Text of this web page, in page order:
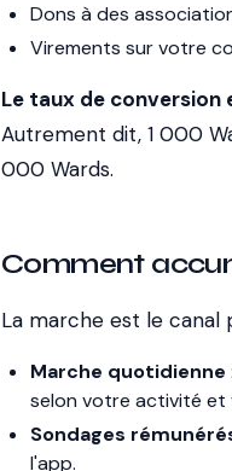
Dons à des
Virements sur votre
Le taux de
Autrement dit, 1 000
000 Wards.
Comment
La marche est le canal
Marche quotidienne
selon votre activité et
Sondages
l'app.